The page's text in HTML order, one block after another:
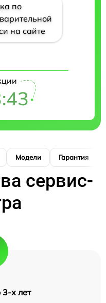
по
на сайте
Модели Гарантия
сервис-
3-х лет